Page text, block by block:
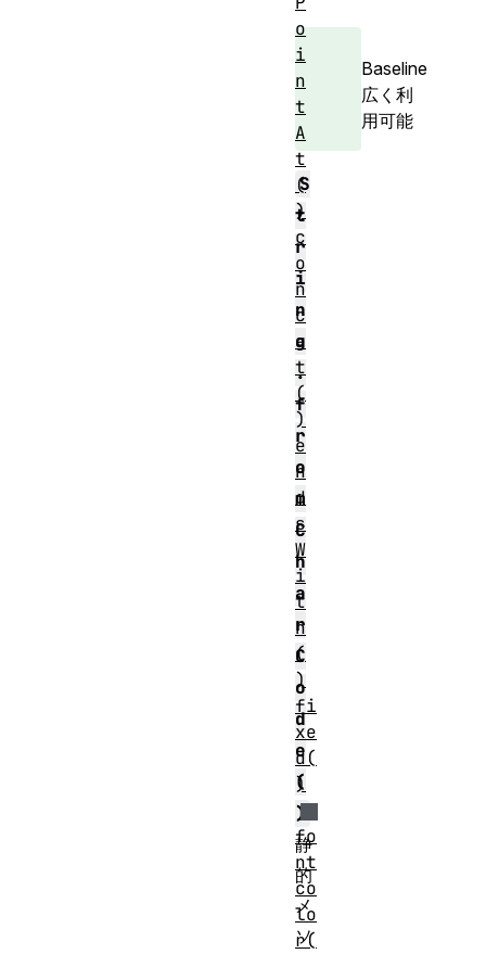
Baseline
広く利
用可能
S
t
r
i
n
g
.
f
r
o
m
C
h
a
r
C
o
d
e
(
)
静
的
メ
ソ
o
i
n
t
A
t
(
)
c
o
n
c
a
t
(
)
e
n
d
s
W
i
t
h
(
)
fi
xe
d(
)
fo
nt
co
lo
r(